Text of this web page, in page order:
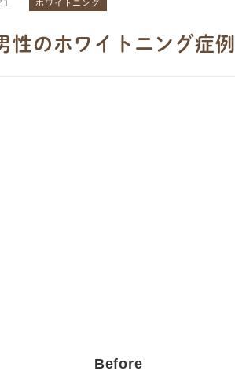
ホワイトニング
性のホワイトニング症例
Before